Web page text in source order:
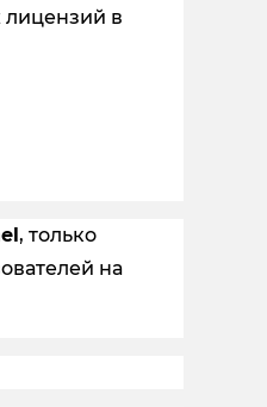
лицензий в
, только
на